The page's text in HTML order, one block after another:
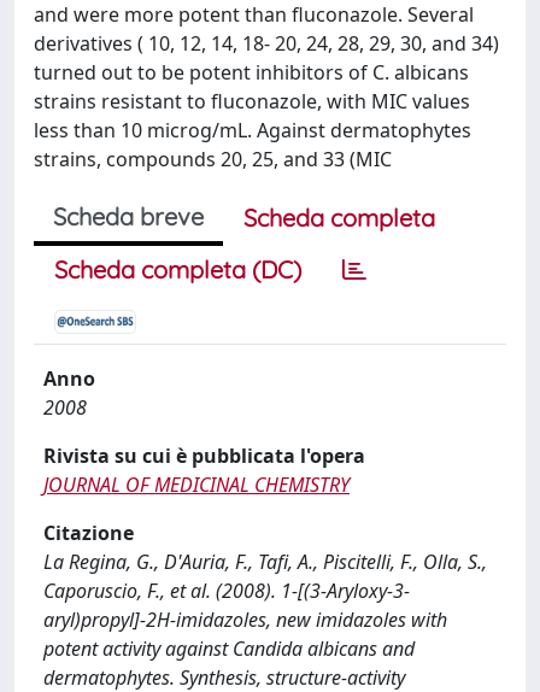
and were more potent than fluconazole. Several
derivatives ( 10, 12, 14, 18- 20, 24, 28, 29, 30, and 34)
turned out to be potent inhibitors of C. albicans
strains resistant to fluconazole, with MIC values
less than 10 microg/mL. Against dermatophytes
strains, compounds 20, 25, and 33 (MIC
Scheda breve
Scheda completa
Scheda completa (DC)
Anno
2008
Rivista su cui è pubblicata l'opera
JOURNAL OF MEDICINAL CHEMISTRY
Citazione
La Regina, G., D'Auria, F., Tafi, A., Piscitelli, F., Olla, S.,
Caporuscio, F., et al. (2008). 1-[(3-Aryloxy-3-
aryl)propyl]-2H-imidazoles, new imidazoles with
potent activity against Candida albicans and
dermatophytes. Synthesis, structure-activity